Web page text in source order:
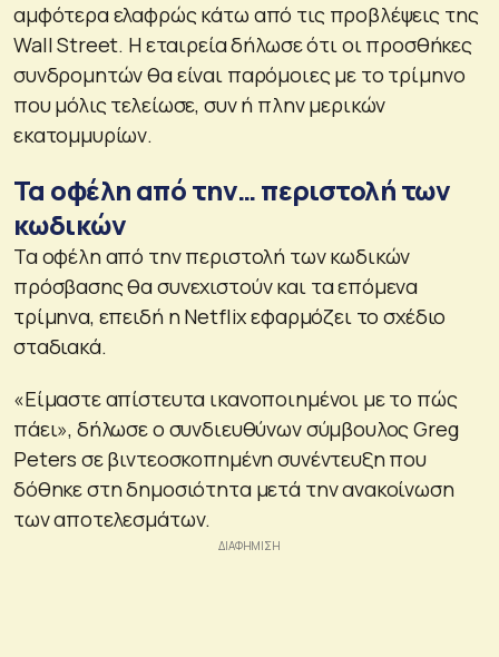
αμφότερα ελαφρώς κάτω από τις προβλέψεις της
Wall Street. Η εταιρεία δήλωσε ότι οι προσθήκες
συνδρομητών θα είναι παρόμοιες με το τρίμηνο
που μόλις τελείωσε, συν ή πλην μερικών
εκατομμυρίων.
Τα οφέλη από την… περιστολή των
κωδικών
Τα οφέλη από την περιστολή των κωδικών
πρόσβασης θα συνεχιστούν και τα επόμενα
τρίμηνα, επειδή η Netflix εφαρμόζει το σχέδιο
σταδιακά.
«Είμαστε απίστευτα ικανοποιημένοι με το πώς
πάει», δήλωσε ο συνδιευθύνων σύμβουλος Greg
Peters σε βιντεοσκοπημένη συνέντευξη που
δόθηκε στη δημοσιότητα μετά την ανακοίνωση
των αποτελεσμάτων.